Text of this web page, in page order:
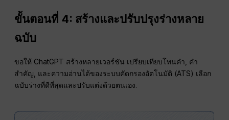
ขั้นตอนที่ 4: สร้างและปรับปรุงร่างหลาย
ฉบับ
ขอให้ ChatGPT สร้างหลายเวอร์ชัน เปรียบเทียบโทนคำ, คำ
สำคัญ, และความอ่านได้ของระบบคัดกรองอัตโนมัติ (ATS) เลือก
ฉบับร่างที่ดีที่สุดและปรับแต่งด้วยตนเอง.